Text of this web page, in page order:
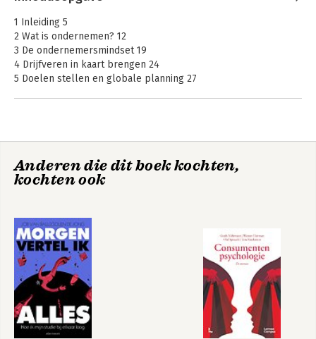
Zijn boeken kenmerken zich door
heldere taal en ze zijn daarom ook vlot
te lezen. Inhoud, kennis delen en de
lezer laten nadenken en staan altijd
voorop.
reizen
begrijpelijke taal
Bekijk alle boeken
1 Inleiding 5
2 Wat is ondernemen? 12
3 De ondernemersmindset 19
4 Drijfveren in kaart brengen 24
5 Doelen stellen en globale planning 27
11 Het bepalen van je doelgroep: doelgroepanalyse 69
12 Je eerste stap naar de marketing en verkoop:
14 Financiën en begroting 93
15 Samenwerkingsvormen 111
16 Conclusie van alle voorbereidingen 121
17 Timemanagement en planning 124
18 Strategieën voor je bedrijf 134
19 Kansen zien en omzet genereren 140
20 Klanttevredenheidsonderzoek en omgaan met feedback 148
21 Omgaan met tegenslag en doorzetten 155
22 Het bereiken van je doel 160
Anderen die dit boek kochten,
kochten ook